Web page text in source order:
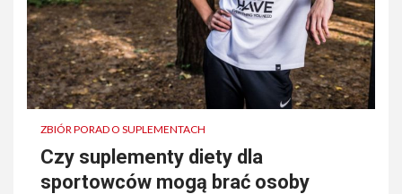
ZBIÓR PORAD O SUPLEMENTACH
Czy suplementy diety dla
sportowców mogą brać osoby